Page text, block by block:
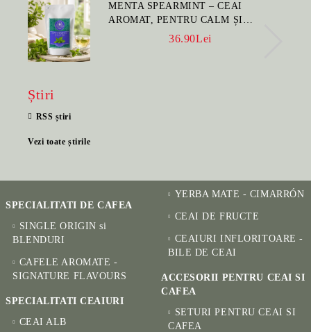
MENTA SPEARMINT – CEAI
AROMAT, PENTRU CALM ȘI
BENEFIC PENTRU SĂNĂTATE
36.90Lei
Știri
RSS știri
Vezi toate știrile
SPECIALITATI DE CAFEA
SINGLE ORIGIN si
BLENDURI
CAFELE AROMATE -
SIGNATURE FLAVOURS
SPECIALITATI CEAIURI
CEAI ALB
YERBA MATE - CIMARRÓN
CEAI DE FRUCTE
CEAIURI INFLORITOARE -
BILE DE CEAI
ACCESORII PENTRU CEAI SI
CAFEA
SETURI PENTRU CEAI SI
CAFEA